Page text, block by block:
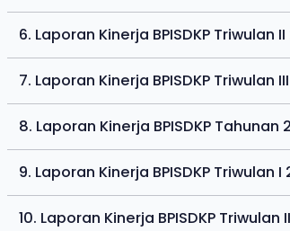
6. Laporan Kinerja BPISDKP Triwulan
7. Laporan Kinerja BPISDKP Triwulan
8. Laporan Kinerja BPISDKP Tahunan
9. Laporan Kinerja BPISDKP Triwulan I
10. Laporan Kinerja BPISDKP Triwulan